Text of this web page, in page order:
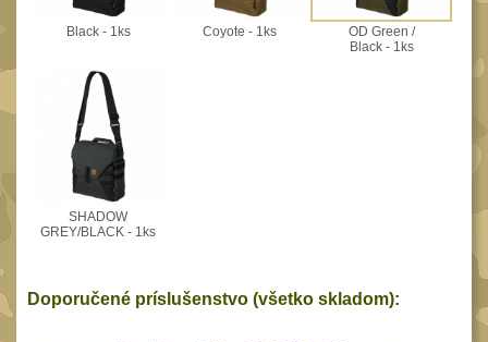
Pouzdra a kapsy na
suchý zip
Stehenní pouzdra
Pouzdra na svítilny
Puzdrá na mapy
Cestovné púzdra
Peněženky 15
Ramenní popruhy a
Black - 1ks Coyote - 1ks
OD Green /
Black - 1ks
SHADOW
GREY/BLACK - 1ks
Doporučené príslušenstvo (všetko skladom):